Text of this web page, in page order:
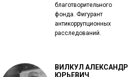
благотворительного
фонда. Фигурант
антикоррупционных
расследований.
ВИЛКУЛ АЛЕКСАНДР
ЮРЬЕВИЧ